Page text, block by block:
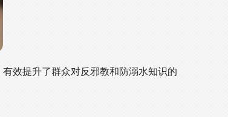
效提升了群众对反邪教和防溺水知识的